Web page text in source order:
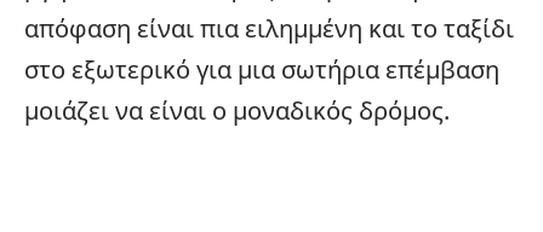
απόφαση είναι πια ειλημμένη και το ταξίδι
στο εξωτερικό για μια σωτήρια επέμβαση
μοιάζει να είναι ο μοναδικός δρόμος.